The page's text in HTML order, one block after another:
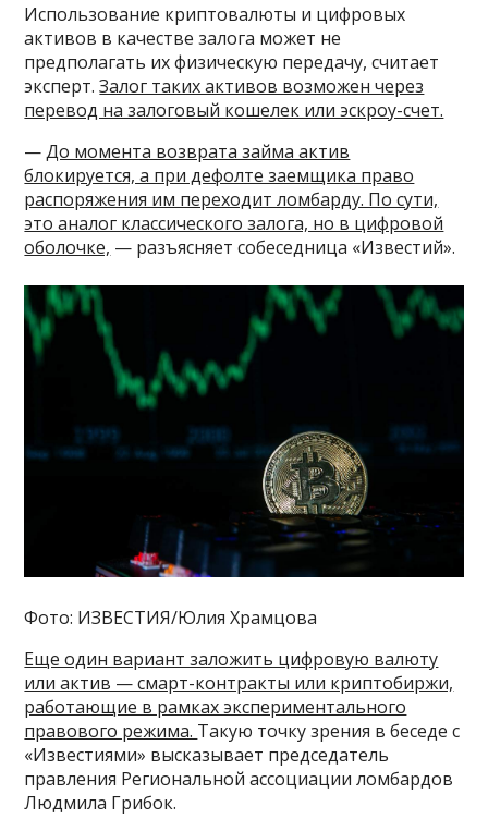
Использование криптовалюты и цифровых
активов в качестве залога может не
предполагать их физическую передачу, считает
эксперт.Залог таких активов возможен через
перевод на залоговый кошелек или эскроу-счет.
—До момента возврата займа актив
блокируется, а при дефолте заемщика право
распоряжения им переходит ломбарду. По сути,
это аналог классического залога, но в цифровой
оболочке, — разъясняет собеседница «Известий».
Фото: ИЗВЕСТИЯ/Юлия Храмцова
Еще один вариант заложить цифровую валюту
или актив — смарт-контракты или криптобиржи,
работающие в рамках экспериментального
правового режима. Такую точку зрения в беседе с
«Известиями» высказывает председатель
правления Региональной ассоциации ломбардов
Людмила Грибок.